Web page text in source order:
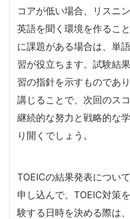
コアが低い場合、リスニ
英語を聞く環境を作るこ
に課題がある場合は、単
習が役立ちます。試験結
習の指針を示すものであ
講じることで、次回のス
継続的な努力と戦略的な
り開くでしょう。
TOEICの結果発表につい
申し込んで、TOEIC対策
験する日時を決める際は